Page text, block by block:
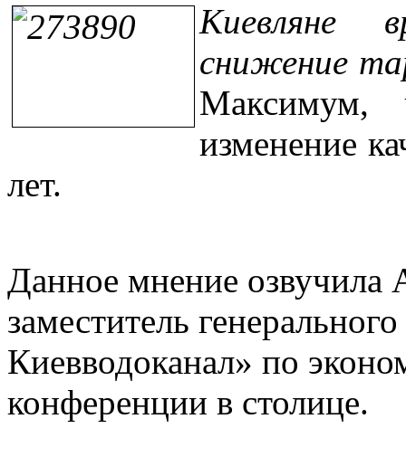
Киевляне
снижение
изменение
лет.
Данное мнение озвучила
заместитель
Киевводоканал» по
конференции в столице.